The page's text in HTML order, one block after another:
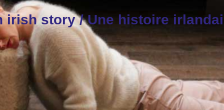
irish story / Une histoire